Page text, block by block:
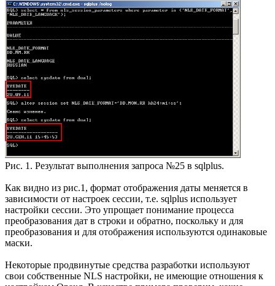
Рис. 1. Результат выполнения запроса №25 в sqlplus.
Как видно из рис.1, формат отображения даты меняется в
зависимости от настроек сессии, т.е. sqlplus использует
настройки сессии. Это упрощает понимание процесса
преобразования дат в строки и обратно, поскольку и для
преобразования и для отображения используются одинаковые
маски.
Некоторые продвинутые средства разработки используют
свои собственные NLS настройки, не имеющие отношения к